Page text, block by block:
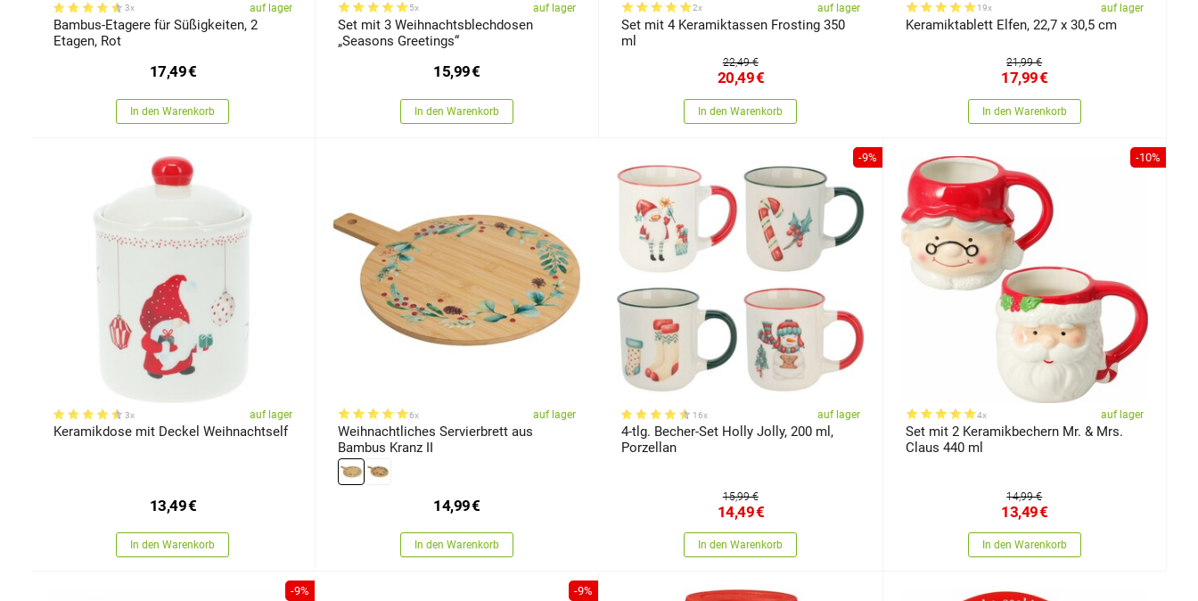
3x auf lager
Bambus-Etagere für Süßigkeiten, 2
Etagen, Rot
17,49€
In den Warenkorb
5x auf lager
Set mit 3 Weihnachtsblechdosen
„Seasons Greetings“
15,99€
In den Warenkorb
2x auf lager
Set mit 4 Keramiktassen Frosting 350
ml
22,49 €
20,49€
In den Warenkorb
19x auf lager
Keramiktablett Elfen, 22,7 x 30,5 cm
21,99 €
17,99€
In den Warenkorb
3x auf lager
Keramikdose mit Deckel Weihnachtself
13,49€
In den Warenkorb
6x auf lager
Weihnachtliches Servierbrett aus
Bambus Kranz II
14,99€
In den Warenkorb
-9%
16x auf lager
4-tlg. Becher-Set Holly Jolly, 200 ml,
Porzellan
15,99 €
14,49€
In den Warenkorb
-10%
4x auf lager
Set mit 2 Keramikbechern Mr. & Mrs.
Claus 440 ml
14,99 €
13,49€
In den Warenkorb
-9% -9%